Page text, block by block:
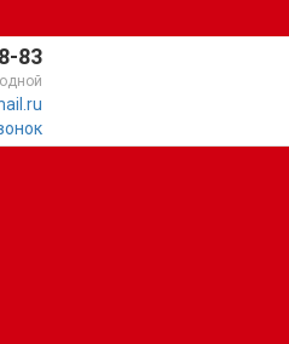
83